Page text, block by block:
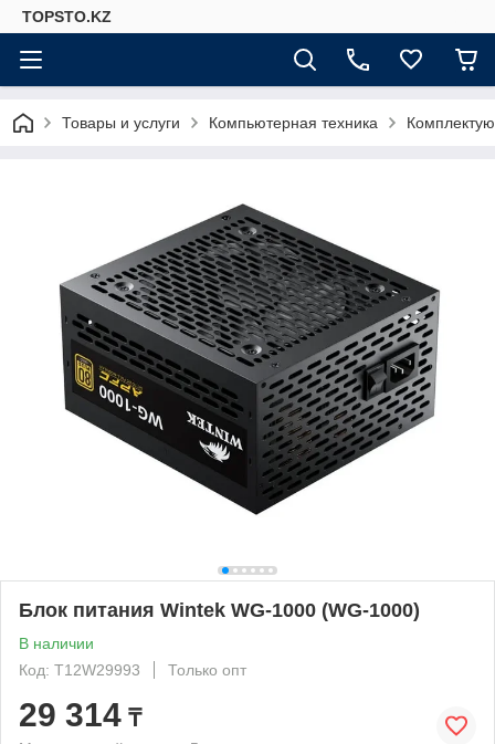
TOPSTO.KZ
Товары и услуги Компьютерная техника
Блок питания Wintek WG-1000 (WG-1000)
В наличии
Код: T12W29993
Только опт
29 314 ₸